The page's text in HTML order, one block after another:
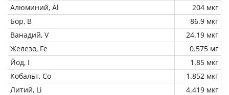
Алюминий, Al
204 мкг
Бор, B
86.9 мкг
Ванадий, V
24.19 мкг
Железо, Fe
0.575 мг
Йод, I
1.85 мкг
Кобальт, Co
1.852 мкг
Литий, Li
4.419 мкг